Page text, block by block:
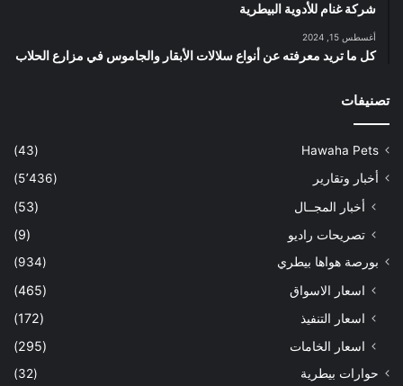
شركة غنام للأدوية البيطرية
أغسطس 15, 2024
كل ما تريد معرفته عن أنواع سلالات الأبقار والجاموس في مزارع الحلاب
تصنيفات
Hawaha Pets
(43)
أخبار وتقارير
(5٬436)
أخبار المجــال
(53)
تصريحات راديو
(9)
بورصة هواها بيطري (934)
اسعار الاسواق
(465)
اسعار التنفيذ
(172)
اسعار الخامات
(295)
حوارات بيطرية
(32)